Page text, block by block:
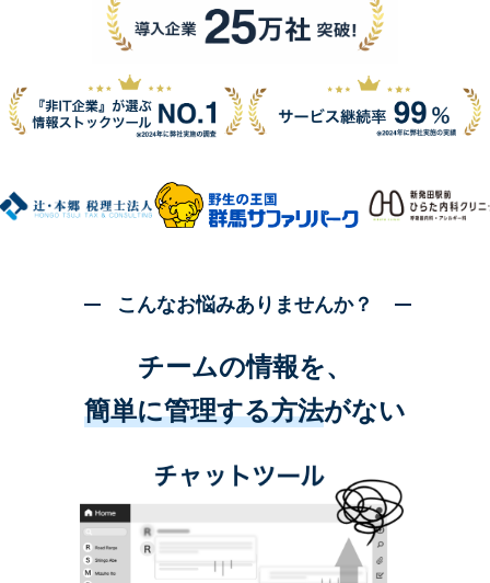
こんなお悩みありませんか？
チームの情報を、
簡単に管理する方法がない